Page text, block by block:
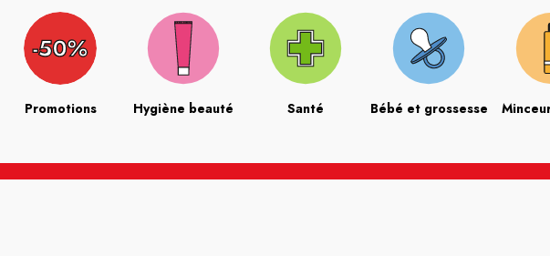
Promotions Hygiène beauté Santé Bébé et grossesse